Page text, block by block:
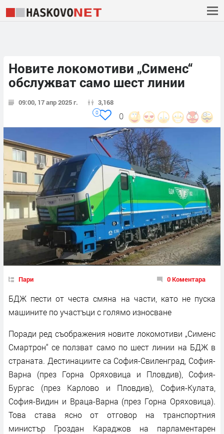
Новите локомотиви „Сименс“
обслужват само шест линии
09:00, 17 апр 2025 г. 3,168
0
0
Пари 0 Коментара
БДЖ пести от честа смяна на части, като не пуска
машините по участъци с голямо износване
Поради ред съображения новите локомотиви „Сименс
Смартрон“ се ползват само по шест линии на БДЖ в
страната. Дестинациите са София-Свиленград, София-
Варна (през Горна Оряховица и Пловдив), София-
Бургас (през Карлово и Пловдив), София-Кулата,
София-Видин и Враца-Варна (през Горна Оряховица).
Това става ясно от отговор на транспортния
министър Гроздан Караджов на парламентарен